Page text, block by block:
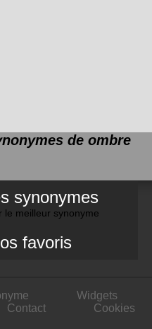
de ombre
synonymes
le meilleur synonyme
favoris
Widgets
Contact
Cookies